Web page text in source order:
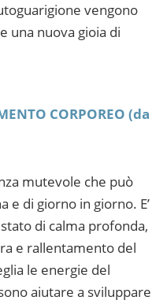
vengono
una nuova gioia di
CORPOREO (da
mutevole che può
e di giorno in giorno. E’
di calma profonda,
e rallentamento del
le energie del
aiutare a sviluppare